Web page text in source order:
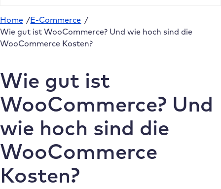
Home /E-Commerce /
Wie gut ist WooCommerce? Und wie hoch sind die
WooCommerce Kosten?
Wie gut ist
WooCommerce? Und
wie hoch sind die
WooCommerce
Kosten?